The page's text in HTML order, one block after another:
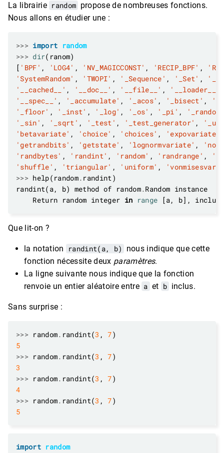
La librairie random propose de nombreuses fonctions.
Nous allons en étudier une :
>>> import random
>>> dir
[ 'BPF' , 'LOG4' , 'NV_MAGICCONST' , 'RECIP_BPF' ,
'SystemRandom' , 'TWOPI' , '_Sequence' , '_Set' ,
'__cached__' , '__doc__' , '__file__' , '__loader__'
'__spec__' , '_accumulate' , '_acos' , '_bisect' ,
'_floor' , '_inst' , '_log' , '_os' , '_pi' ,
'_random'
'_sin' , '_sqrt' , '_test' , '_test_generator' ,
'betavariate' , 'choice' , 'choices' , 'expovariate'
'getrandbits' , 'getstate' , 'lognormvariate' ,
'randbytes' , 'randint' , 'random' , 'randrange' ,
'shuffle' , 'triangular' , 'uniform' ,
>>> help(random.
randint(a, b) method of random.
    Return random integer
in range [a, b],
Que lit-on ?
la notation randint(a, b)
nous indique que cette
fonction nécessite deux paramètres.
La ligne suivante nous indique que la fonction
renvoie un entier aléatoire entre a et b inclus.
Sans surprise :
>>> random. randint(3 , 7
5
>>> random. randint(3 , 7
3
>>> random. randint(3 , 7
4
>>> random. randint(3 , 7
5
import random